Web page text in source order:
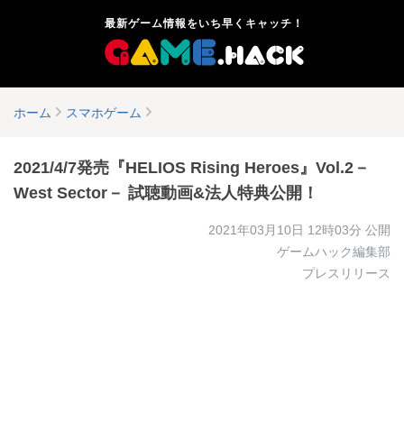
最新ゲーム情報をいち早くキャッチ！
ホーム スマホゲーム
2021/4/7発売『HELIOS Rising Heroes』Vol.2－
West Sector－ 試聴動画&法人特典公開！
2021年03月10日 12時03分 公開
ゲームハック編集部
プレスリリース